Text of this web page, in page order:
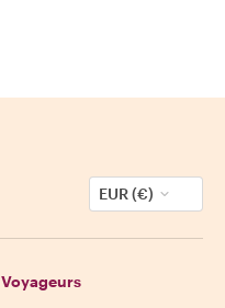
EUR (€)
Voyageurs